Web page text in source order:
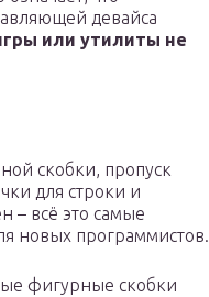
девайса
или утилиты не
скобки, пропуск
для строки и
– всё это самые
новых программистов.
фигурные скобки